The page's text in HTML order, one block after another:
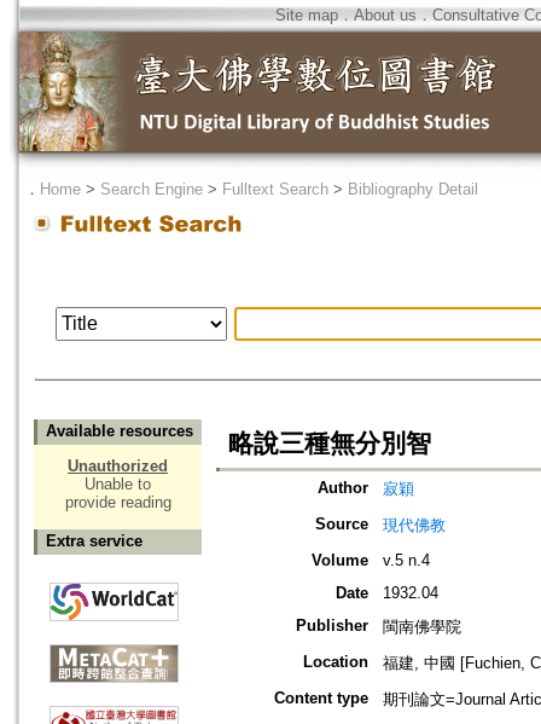
Site map．About us ． Consultative
． Home > Search Engine > Fulltext Search > Bibliography Detail
Available resources
Unauthorized
Unable to
provide reading
Extra service
略說三種無分別智
Author
寂穎
Source
現代佛教
Volume
v.5 n.4
Date
1932.04
Publisher
閩南佛學院
Location
福建, 中國 [Fuchien,
Content type
期刊論文=Journal